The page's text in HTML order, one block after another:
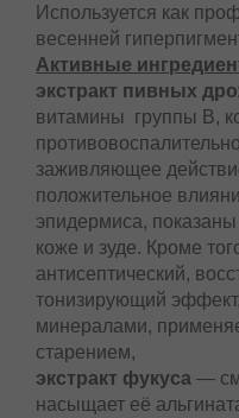
Используется как
весенней
Активные
экстракт пивных
витамины группы В,
заживляющее
положительное
эпидермиса,
коже и зуде. Кроме
антисептический,
тонизирующий
минералами,
старением,
экстракт фукуса —
насыщает её